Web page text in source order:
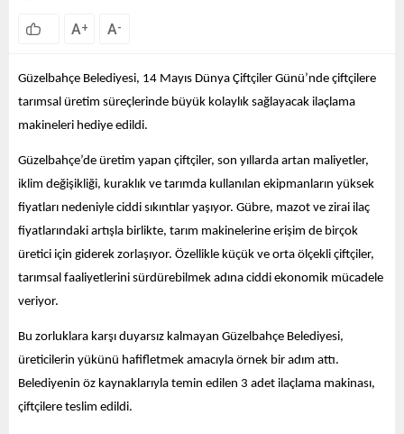
A+ A-
Güzelbahçe Belediyesi, 14 Mayıs Dünya Çiftçiler Günü’nde çiftçilere
tarımsal üretim süreçlerinde büyük kolaylık sağlayacak ilaçlama
makineleri hediye edildi.
Güzelbahçe’de üretim yapan çiftçiler, son yıllarda artan maliyetler,
iklim değişikliği, kuraklık ve tarımda kullanılan ekipmanların yüksek
fiyatları nedeniyle ciddi sıkıntılar yaşıyor. Gübre, mazot ve zirai ilaç
fiyatlarındaki artışla birlikte, tarım makinelerine erişim de birçok
üretici için giderek zorlaşıyor. Özellikle küçük ve orta ölçekli çiftçiler,
tarımsal faaliyetlerini sürdürebilmek adına ciddi ekonomik mücadele
veriyor.
Bu zorluklara karşı duyarsız kalmayan Güzelbahçe Belediyesi,
üreticilerin yükünü hafifletmek amacıyla örnek bir adım attı.
Belediyenin öz kaynaklarıyla temin edilen 3 adet ilaçlama makinası,
çiftçilere teslim edildi.